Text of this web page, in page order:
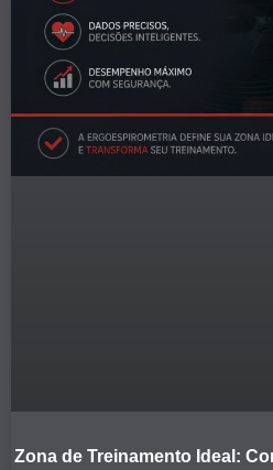
Zona de Treinamento Ideal: